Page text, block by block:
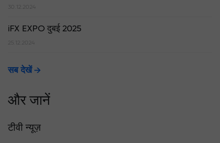
30.12.2024
iFX EXPO दुबई 2025
25.12.2024
सब देखें
और जानें
टीवी न्यूज़